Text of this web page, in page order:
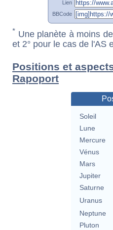
Lien
BBCode
* Une planète à moins
et 2° pour le cas de l'AS
Positions et
Rapoport
Soleil
Lune
Mercure
Vénus
Mars
Jupiter
Saturne
Uranus
Neptune
Pluton